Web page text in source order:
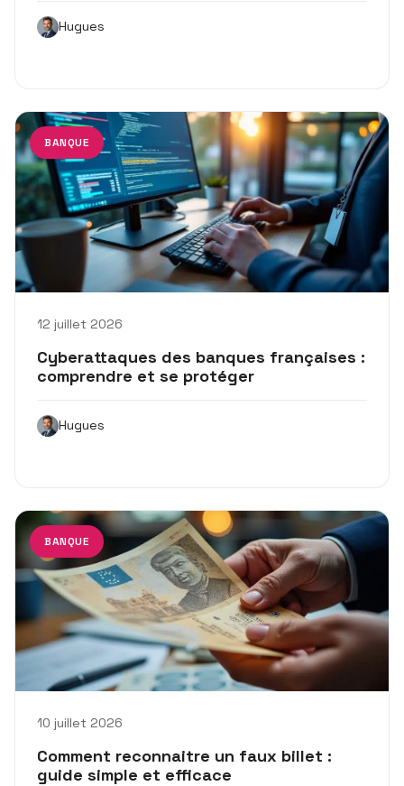
Hugues
BANQUE
12 juillet 2026
Cyberattaques des banques françaises :
comprendre et se protéger
Hugues
BANQUE
10 juillet 2026
Comment reconnaitre un faux billet :
guide simple et efficace